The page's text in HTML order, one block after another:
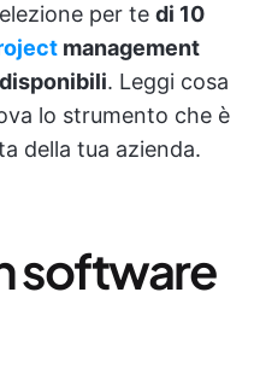
per te di 10
management
. Leggi cosa
lo strumento che è
della tua azienda.
software